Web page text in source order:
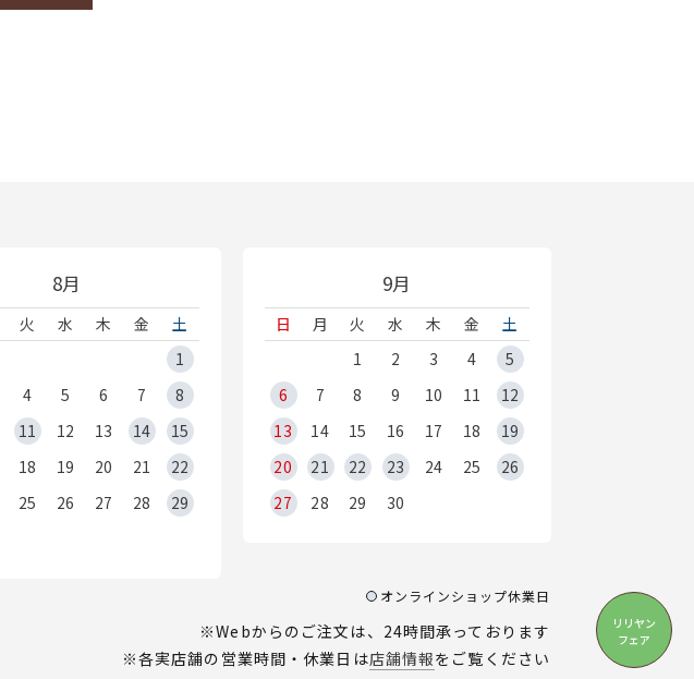
リリヤン
フェア
8月
火 水 木 金
土
1
4 5 6 7
8
11 12 13 14
15
18 19 20 21
22
25 26 27 28
29
9月
日 月 火 水 木 金
土
1
2 3 4
5
6
7 8 9 10 11
12
13
14 15 16 17 18
19
20
21 22 23 24 25
26
27
28 29 30
オンラインショップ休業日
※Webからのご注文は、24時間承っております
※各実店舗の営業時間・休業日は店舗情報をご覧ください